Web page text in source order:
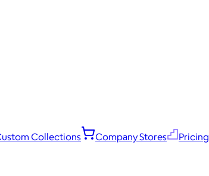
Collections Company Stores Pricing